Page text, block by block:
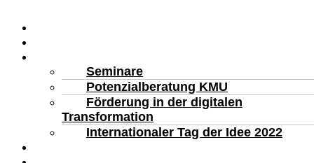
Seminare
Potenzialberatung KMU
Förderung in der digitalen
Transformation
Internationaler Tag der Idee 2022